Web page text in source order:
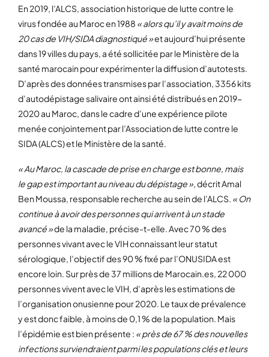
En 2019, l’ALCS, association historique de lutte contre le
virus fondée au Maroc en 1988 « alors qu’il y avait moins de
20 cas de VIH/SIDA diagnostiqué »et aujourd’hui présente
dans 19 villes du pays, a été sollicitée par le Ministère de la
santé marocain pour expérimenter la diffusion d’autotests.
D’après des données transmises par l’association, 3356 kits
d’autodépistage salivaire ont ainsi été distribués en 2019-
2020 au Maroc, dans le cadre d’une expérience pilote
menée conjointement par l’Association de lutte contre le
SIDA (ALCS) et le Ministère de la santé.
« Au Maroc, la cascade de prise en charge est bonne, mais
le gap est important au niveau du dépistage »,décrit Amal
Ben Moussa, responsable recherche au sein de l’ALCS. « On
continue à avoir des personnes qui arrivent à un stade
avancé »de la maladie, précise-t-elle. Avec 70 % des
personnes vivant avec le VIH connaissant leur statut
sérologique, l’objectif des 90 % fixé par l’ONUSIDA est
encore loin. Sur près de 37 millions de Marocain.es, 22 000
personnes vivent avec le VIH, d’après les estimations de
l’organisation onusienne pour 2020. Le taux de prévalence
y est donc faible, à moins de 0,1 % de la population. Mais
l’épidémie est bien présente : « près de 67 % des nouvelles
infections surviendraient parmi les populations clés et leurs